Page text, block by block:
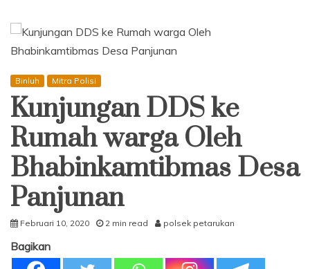
Binluh Mitra Polisi
Kunjungan DDS ke
Rumah warga Oleh
Bhabinkamtibmas Desa
Panjunan
Februari 10, 2020 2 min read polsek petarukan
Bagikan